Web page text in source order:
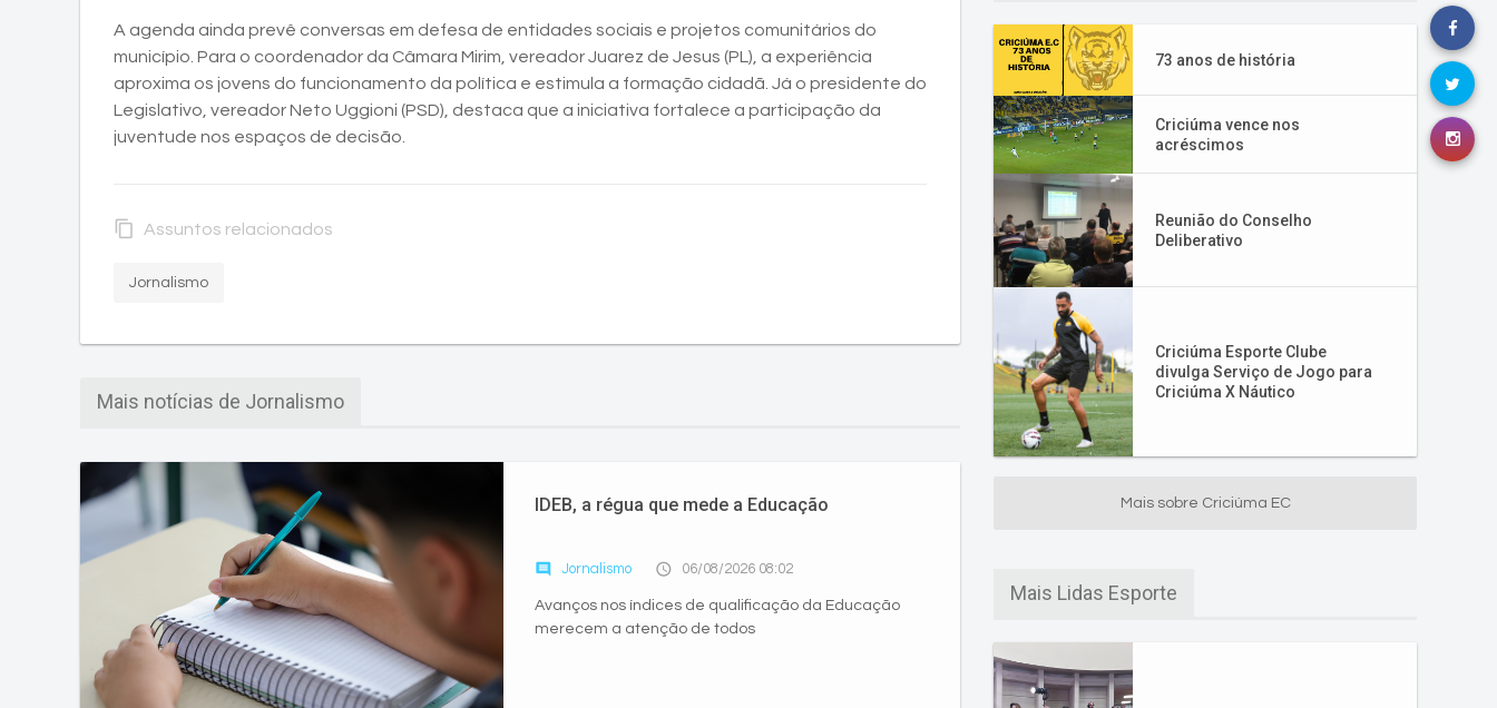
A agenda ainda prevê conversas em defesa de entidades sociais e projetos comunitários do
município. Para o coordenador da Câmara Mirim, vereador Juarez de Jesus (PL), a experiência
aproxima os jovens do funcionamento da política e estimula a formação cidadã. Já o presidente do
Legislativo, vereador Neto Uggioni (PSD), destaca que a iniciativa fortalece a participação da
juventude nos espaços de decisão.
content_copy Assuntos relacionados
Jornalismo
Mais notícias de Jornalismo
IDEB, a régua que mede a Educação
comment Jornalismo access_time 06/08/2026 08:02
Avanços nos índices de qualificação da Educação
merecem a atenção de todos
73 anos de história
Criciúma vence nos
acréscimos
Reunião do Conselho
Deliberativo
Criciúma Esporte Clube
divulga Serviço de Jogo para
Criciúma X Náutico
Mais sobre Criciúma EC
Mais Lidas Esporte